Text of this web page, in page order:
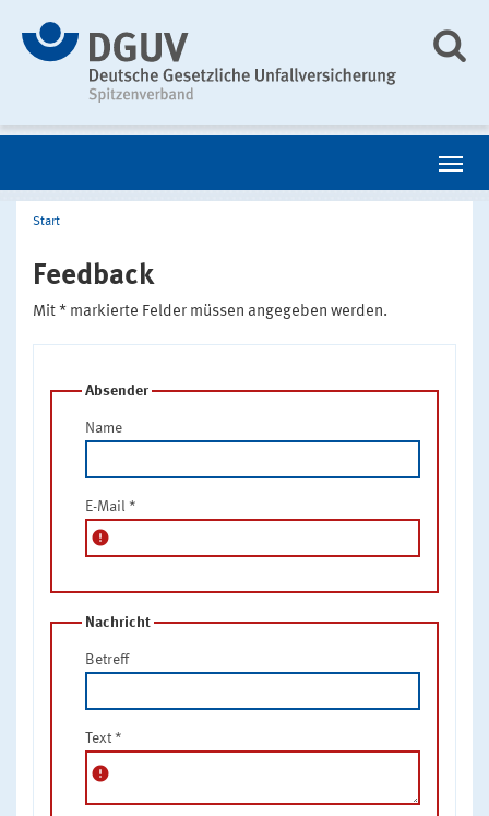
Start
Feedback
Mit * markierte Felder müssen angegeben werden.
Absender
Name
E-Mail *
error
Nachricht
Betreff
Text *
error